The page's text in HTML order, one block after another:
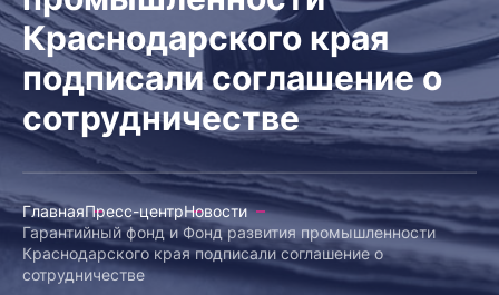
Краснодарского края
подписали соглашение о
сотрудничестве
ГлавнаяПресс-центрНовости
Гарантийный фонд и Фонд развития промышленности
Краснодарского края подписали соглашение о
сотрудничестве